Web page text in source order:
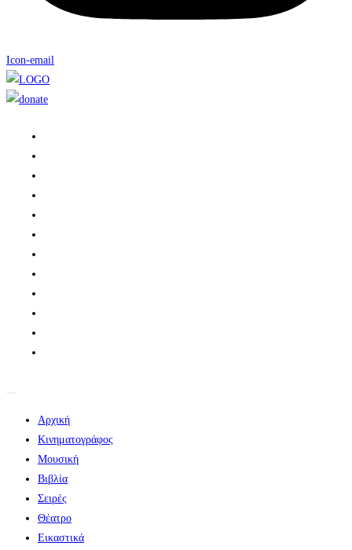
Icon-email
Αρχική
Κινηματογράφος
Μουσική
Βιβλία
Σειρές
Θέατρο
Εικαστικά